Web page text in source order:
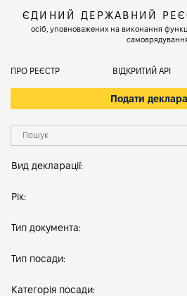
ЄДИНИЙ ДЕРЖАВНИЙ
осіб, уповноважених на виконання
ПРО РЕЄСТР ВІДКРИТИЙ АРІ
Подати
Вид декларації:
Рік:
Тип документа:
Тип посади:
Категорія посади: